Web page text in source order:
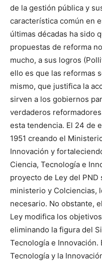
de la gestión pública y
característica común en
últimas décadas ha sido
propuestas de reforma
mucho, a sus logros
ello es que las reformas
mismo, que justifica la
sirven a los gobiernos
verdaderos
esta tendencia. El 24 de
1951 creando el
Innovación y
Ciencia, Tecnología e
proyecto de Ley del
ministerio y Colciencias,
necesario. No obstante,
Ley modifica los
eliminando la figura del
Tecnología e Innovación.
Tecnología y la